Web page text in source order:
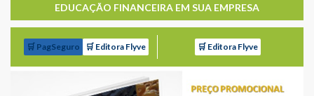
EDUCAÇÃO FINANCEIRA EM SUA EMPRESA
🛒 PagSeguro 🛒 Editora Flyve 🛒 Editora Flyve